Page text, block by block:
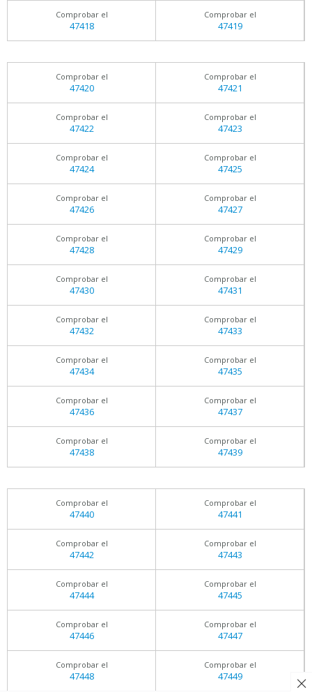
Comprobar el
47418
Comprobar el
47419
Comprobar el
47420
Comprobar el
47421
Comprobar el
47422
Comprobar el
47423
Comprobar el
47424
Comprobar el
47425
Comprobar el
47426
Comprobar el
47427
Comprobar el
47428
Comprobar el
47429
Comprobar el
47430
Comprobar el
47431
Comprobar el
47432
Comprobar el
47433
Comprobar el
47434
Comprobar el
47435
Comprobar el
47436
Comprobar el
47437
Comprobar el
47438
Comprobar el
47439
Comprobar el
47440
Comprobar el
47441
Comprobar el
47442
Comprobar el
47443
Comprobar el
47444
Comprobar el
47445
Comprobar el
47446
Comprobar el
47447
Comprobar el
47448
Comprobar el
47449